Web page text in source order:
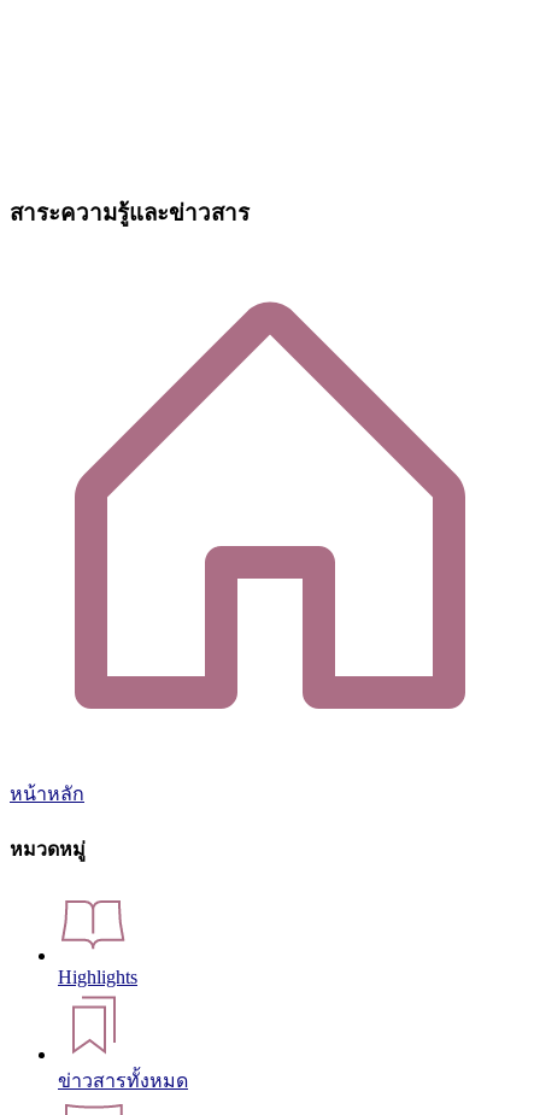
สาระความรู้และข่าวสาร
หน้าหลัก
หมวดหมู่
Highlights
ข่าวสารทั้งหมด